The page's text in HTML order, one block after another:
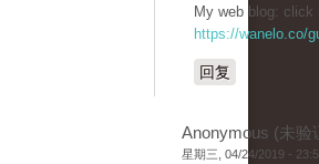
My web blog: click
https://wanelo.co/
回复
Anonymous (未验
星期三, 04/24/2019 -